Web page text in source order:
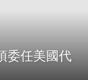
委任美國代